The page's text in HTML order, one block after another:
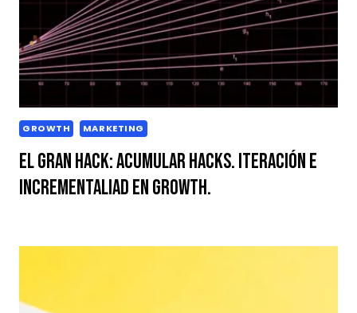
GROWTH MARKETING
El Gran Hack: acumular hacks. Iteración e
Incrementaliad en Growth.